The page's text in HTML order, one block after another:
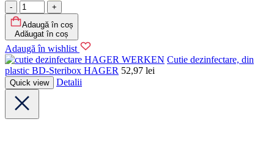
Cantitate
Adaugă în coș
Adăugat în coș
Adaugă în wishlist
HAGER WERKEN Cutie dezinfectare, din
plastic BD-Steribox HAGER 52,97 lei
Quick view Detalii